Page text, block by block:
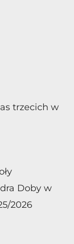
trzecich w
Doby w
2026